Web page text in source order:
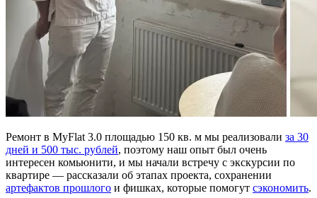
Ремонт в MyFlat 3.0 площадью 150 кв. м мы реализовали за 30
дней и 500 тыс. рублей, поэтому наш опыт был очень
интересен комьюнити, и мы начали встречу с экскурсии по
квартире — рассказали об этапах проекта, сохранении
артефактов прошлого и фишках, которые помогут сэкономить.